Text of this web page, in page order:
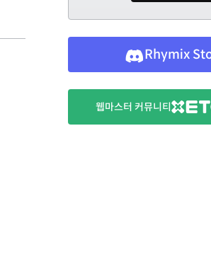
Rhymix
웹마스터 커뮤니티